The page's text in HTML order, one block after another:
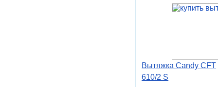
Вытяжка Candy CFT
610/2 S